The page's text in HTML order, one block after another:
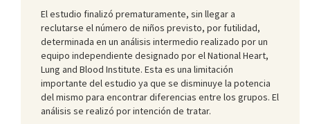
El estudio finalizó prematuramente, sin llegar a
reclutarse el número de niños previsto, por futilidad,
determinada en un análisis intermedio realizado por un
equipo independiente designado por el National Heart,
Lung and Blood Institute. Esta es una limitación
importante del estudio ya que se disminuye la potencia
del mismo para encontrar diferencias entre los grupos. El
análisis se realizó por intención de tratar.